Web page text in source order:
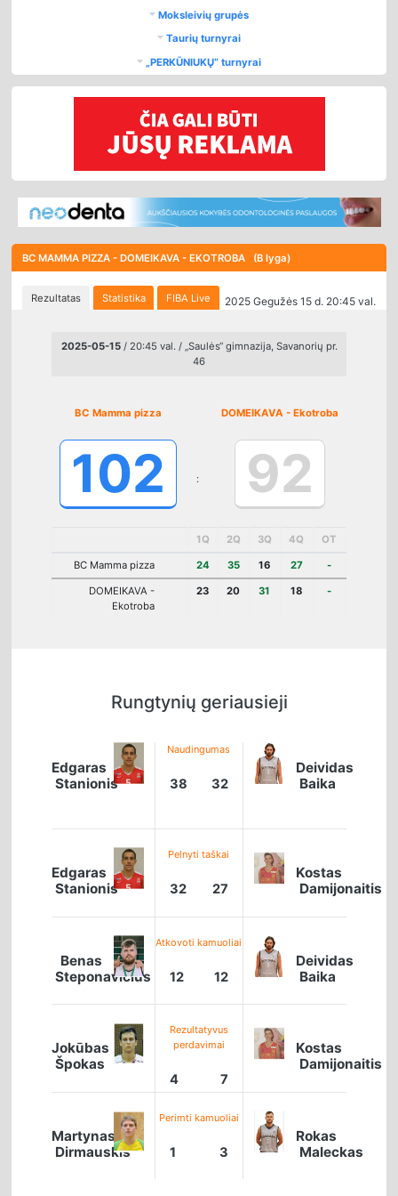
Moksleivių grupės
Taurių turnyrai
„PERKŪNIUKŲ“ turnyrai
BC MAMMA PIZZA - DOMEIKAVA - EKOTROBA (B lyga)
Rezultatas Statistika FIBA Live 2025 Gegužės 15 d. 20:45 val.
2025-05-15/ 20:45 val. / „Saulės“ gimnazija, Savanorių pr.
46
BC Mamma pizza
102
DOMEIKAVA - Ekotroba
92
:
1Q 2Q 3Q 4Q OT
BC Mamma pizza 24 35 16 27 -
DOMEIKAVA -
Ekotroba
23 20 31 18 -
Rungtynių geriausieji
Edgaras
Stanionis
Naudingumas
38 32
Deividas
Baika
Edgaras
Stanionis
Pelnyti taškai
32 27
Kostas
Damijonaitis
Benas
Steponavičius
Atkovoti kamuoliai
12 12
Deividas
Baika
Jokūbas
Špokas
Rezultatyvus
perdavimai
4 7
Kostas
Damijonaitis
Martynas
Dirmauskis
Perimti kamuoliai
1 3
Rokas
Maleckas